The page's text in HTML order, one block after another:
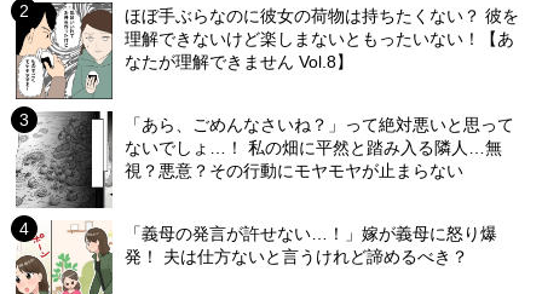
ほぼ手ぶらなのに彼女の荷物は持ちたくない？ 彼を
理解できないけど楽しまないともったいない！【あ
なたが理解できません Vol.8】
「あら、ごめんなさいね？」って絶対悪いと思って
ないでしょ…！ 私の畑に平然と踏み入る隣人…無
視？悪意？その行動にモヤモヤが止まらない
「義母の発言が許せない…！」嫁が義母に怒り爆
発！ 夫は仕方ないと言うけれど諦めるべき？